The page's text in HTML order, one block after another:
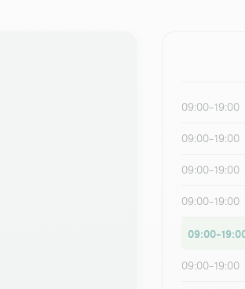
09:00-19:00
09:00-19:00
09:00-19:00
09:00-19:00
09:00-
09:00-19:00